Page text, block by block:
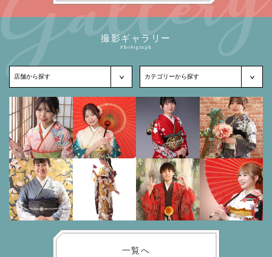
撮影ギャラリー
Photograph
一覧へ